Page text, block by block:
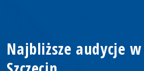
Najbliższe audycje